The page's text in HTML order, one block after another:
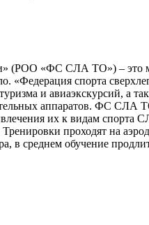
(РОО «ФС СЛА ТО») – это
«Федерация спорта
и авиаэкскурсий, а
аппаратов. ФС СЛА
их к видам спорта
проходят на
среднем обучение